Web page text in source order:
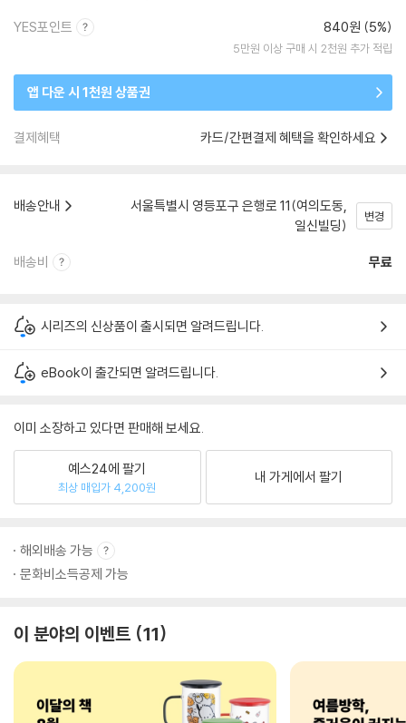
YES포인트 840원 (5%)
5만원 이상 구매 시 2천원 추가 적립
앱 다운 시 1천원 상품권
결제혜택 카드/간편결제 혜택을 확인하세요
배송안내
서울특별시 영등포구 은행로 11(여의도동,
일신빌딩)
변경
배송비 무료
시리즈의 신상품이 출시되면 알려드립니다.
eBook이 출간되면 알려드립니다.
이미 소장하고 있다면 판매해 보세요.
예스24에 팔기
최상 매입가 4,200원
내 가게에서 팔기
해외배송 가능
문화비소득공제 가능
이 분야의 이벤트 11